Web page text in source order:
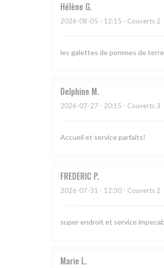
Hélène G
2026-08-05 - 12:15 - Couverts 2
les galettes de pommes de
Delphine M
2026-07-27 - 20:15 - Couverts 3
Accueil et service parfaits!
FREDERIC P
2026-07-31 - 12:30 - Couverts 2
super endroit et service
Marie L